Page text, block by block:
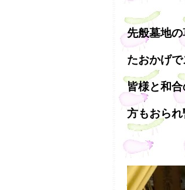
先般墓地
たおかげ
皆様と和
方もおられ